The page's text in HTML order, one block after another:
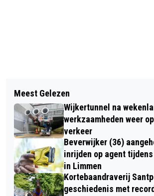
TERUGKIJKEN OP PASAR
BEVERWIJKSE BAZAAR
BEELDENSTORM IN
DUIZENDEN
BEEN VOOR WK LIVING
Meest Gelezen
Wijkertunnel na
werkzaamheden weer
verkeer
Beverwijker (36)
inrijden op agent
in Limmen
Kortebaandraverij
geschiedenis met